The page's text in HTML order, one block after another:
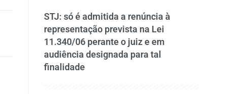
STJ: só é admitida a renúncia à
representação prevista na Lei
11.340/06 perante o juiz e em
audiência designada para tal
finalidade